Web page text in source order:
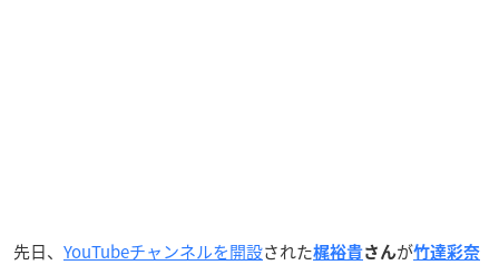
先日、 YouTubeチャンネルを開設された梶裕貴さんが竹達彩奈